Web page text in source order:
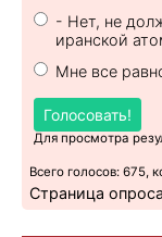
- Нет, не
иранской
Мне все
Голосовать!
Для просмотра
Всего голосов: 675,
Страница